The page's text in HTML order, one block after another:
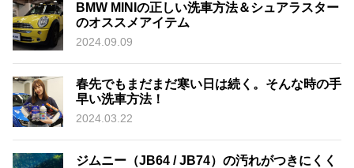
BMW MINIの正しい洗車方法＆シュアラスター
のオススメアイテム
2024.09.09
春先でもまだまだ寒い日は続く。そんな時の手
早い洗車方法！
2024.03.22
ジムニー（JB64 / JB74）の汚れがつきにくく